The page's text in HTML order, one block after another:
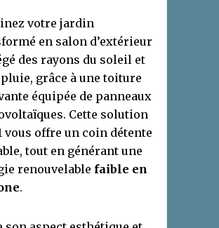
votre jardin
en salon d’extérieur
des rayons du soleil et
grâce à une toiture
équipée de panneaux
Cette solution
vous offre un coin détente
tout en générant une
renouvelable faible en
.